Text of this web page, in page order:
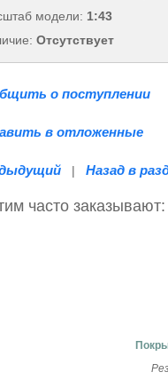
модели: 1:43
Отсутствует
о поступлении
в отложенные
| Назад в
часто заказывают: